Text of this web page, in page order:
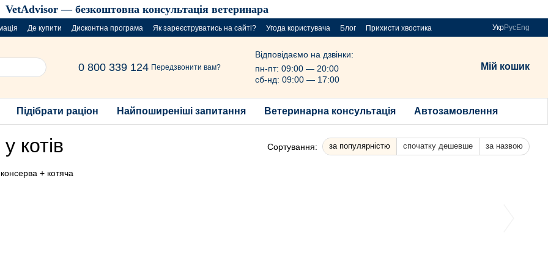
VetAdvisor — безкоштовна консультація ветеринара
Де купити Дисконтна програма Як зареєструватись на сайті? Угода користувача Блог
Прихисти хвостика
УкрРусEng
0 800 339 124 Передзвонити вам?
Відповідаємо на дзвінки:
пн-пт: 09:00 — 20:00
сб-нд: 09:00 — 17:00
Мій кошик
Підібрати раціон Найпоширеніші запитання Ветеринарна консультація Автозамовлення
котів Сортування: за популярністю спочатку дешевше за назвою